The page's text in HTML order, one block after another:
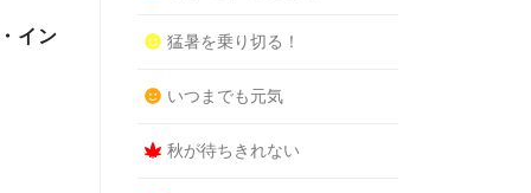
イン
猛暑を乗り切る！
いつまでも元気
秋が待ちきれない